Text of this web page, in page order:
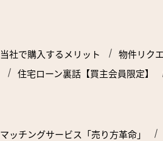
当社で購入するメリット 物件リク
住宅ローン裏話【買主会員限定】
マッチングサービス「売り方革命」